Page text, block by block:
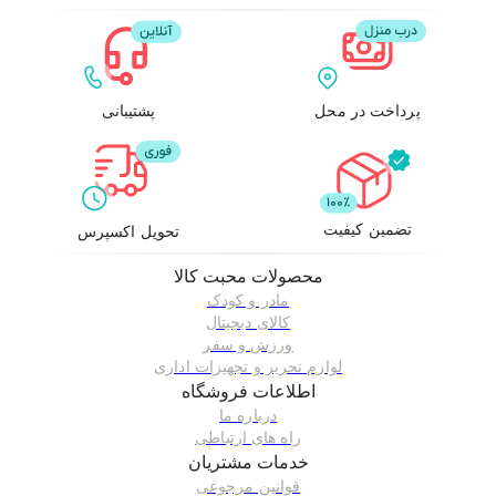
پشتیبانی پرداخت در محل
تحویل اکسپرس تضمین کیفیت
محصولات محبت کالا
مادر و کودک
کالای دیجیتال
ورزش و سفر
لوازم تحریر و تجهیزات اداری
اطلاعات فروشگاه
درباره ما
راه های ارتباطی
خدمات مشتریان
قوانین مرجوعی